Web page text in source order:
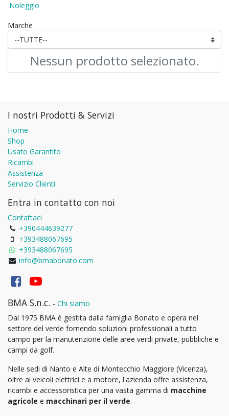
Noleggio
Marche
Nessun prodotto selezionato.
I nostri Prodotti & Servizi
Home
Shop
Usato Garantito
Ricambi
Assistenza
Servizio Clienti
Entra in contatto con noi
Contattaci
+390444639277
+393488067695
+393488067695
info@bmabonato.com
BMA S.n.c. - Chi siamo
Dal 1975 BMA è gestita dalla famiglia Bonato e opera nel
settore del verde fornendo soluzioni professionali a tutto
campo per la manutenzione delle aree verdi private, pubbliche e
campi da golf.
Nelle sedi di Nanto e Alte di Montecchio Maggiore (Vicenza),
oltre ai veicoli elettrici e a motore, l'azienda offre assistenza,
ricambi e accessoristica per una vasta gamma di macchine
agricole e macchinari per il verde.